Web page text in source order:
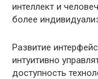
интеллект и
более
Развитие
интуитивно
доступность